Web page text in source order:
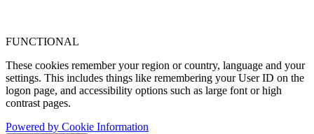
FUNCTIONAL
These cookies remember your region or country, language and your
settings. This includes things like remembering your User ID on the
logon page, and accessibility options such as large font or high
contrast pages.
Powered by Cookie Information